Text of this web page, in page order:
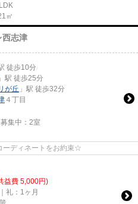
㎡
西志津
徒歩10分
」駅 徒歩25分
が丘 」駅 徒歩32分
４丁目
集中： 2室
ーディネートをお約束☆
益費 5,000円)
礼：1ヶ月